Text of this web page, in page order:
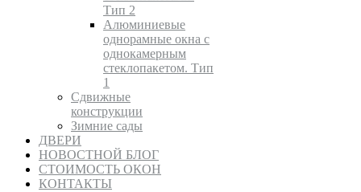
Тип 2
Алюминиевые
однорамные окна с
однокамерным
стеклопакетом. Тип
1
Сдвижные
конструкции
Зимние сады
ДВЕРИ
НОВОСТНОЙ БЛОГ
СТОИМОСТЬ ОКОН
КОНТАКТЫ